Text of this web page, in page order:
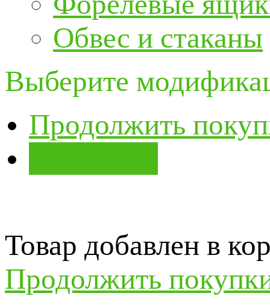
Обвес и стаканы
Выберите
Продолжить
Товар добавлен в
Продолжить